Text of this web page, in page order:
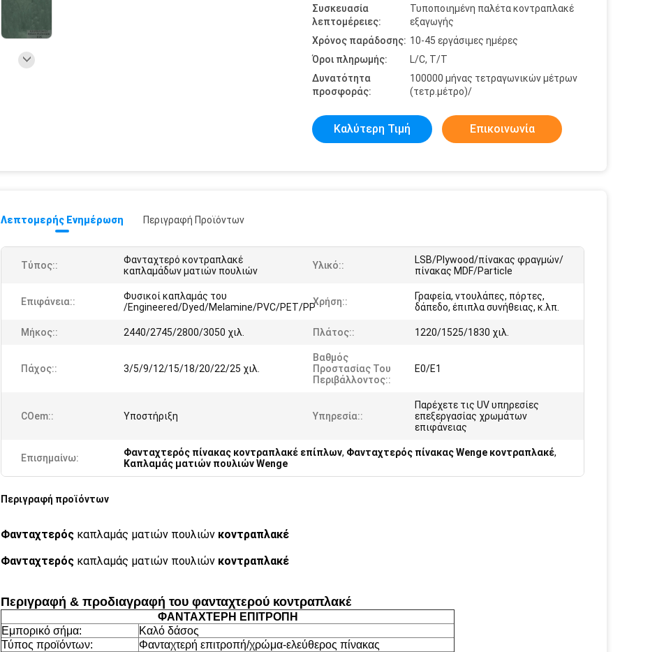
Συσκευασία
λεπτομέρειες:
Τυποποιημένη παλέτα κοντραπλακέ
εξαγωγής
Χρόνος παράδοσης: 10-45 εργάσιμες ημέρες
Όροι πληρωμής:
L/C, T/T
Δυνατότητα
προσφοράς:
100000 μήνας τετραγωνικών μέτρων
(τετρ.μέτρο)/
Καλύτερη Τιμή Επικοινωνία
Λεπτομερής Ενημέρωση Περιγραφή Προϊόντων
Τύπος::
Φανταχτερό κοντραπλακέ
καπλαμάδων ματιών πουλιών
Υλικό::
LSB/Plywood/πίνακας φραγμών/
πίνακας MDF/Particle
Επιφάνεια::
Φυσικοί καπλαμάς του
/Engineered/Dyed/Melamine/PVC/PET/PPΧρήση::
Γραφεία, ντουλάπες, πόρτες,
δάπεδο, έπιπλα συνήθειας, κ.λπ.
Μήκος:: 2440/2745/2800/3050 χιλ. Πλάτος:: 1220/1525/1830 χιλ.
Πάχος:: 3/5/9/12/15/18/20/22/25 χιλ.
Βαθμός
Προστασίας Του
Περιβάλλοντος::
E0/E1
COem:: Υποστήριξη Υπηρεσία::
Παρέχετε τις UV υπηρεσίες
επεξεργασίας χρωμάτων
επιφάνειας
Επισημαίνω: Φανταχτερός πίνακας κοντραπλακέ επίπλων, Φανταχτερός πίνακας Wenge κοντραπλακέ,
Καπλαμάς ματιών πουλιών Wenge
Περιγραφή προϊόντων
Φανταχτερός καπλαμάς ματιών πουλιών κοντραπλακέ
Φανταχτερός καπλαμάς ματιών πουλιών κοντραπλακέ
Περιγραφή & προδιαγραφή του φανταχτερού κοντραπλακέ
ΦΑΝΤΑΧΤΕΡΗ ΕΠΙΤΡΟΠΗ
Εμπορικό σήμα:
Καλό δάσος
Τύπος προϊόντων:
Φανταχτερή επιτροπή/χρώμα-ελεύθερος πίνακας